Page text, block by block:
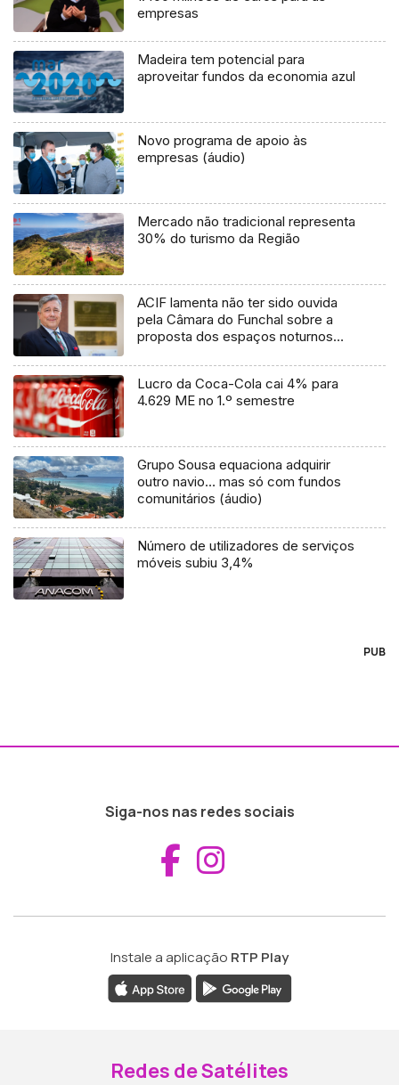
empresas
Madeira tem potencial para
aproveitar fundos da economia azul
Novo programa de apoio às
empresas (áudio)
Mercado não tradicional representa
30% do turismo da Região
ACIF lamenta não ter sido ouvida
pela Câmara do Funchal sobre a
proposta dos espaços noturnos
Lucro da Coca-Cola cai 4% para
4.629 ME no 1.º semestre
Grupo Sousa equaciona adquirir
outro navio… mas só com fundos
comunitários (áudio)
Número de utilizadores de serviços
móveis subiu 3,4%
PUB
Siga-nos nas redes sociais
Aceder ao
Instale a aplicação RTP Play
Redes de Satélites